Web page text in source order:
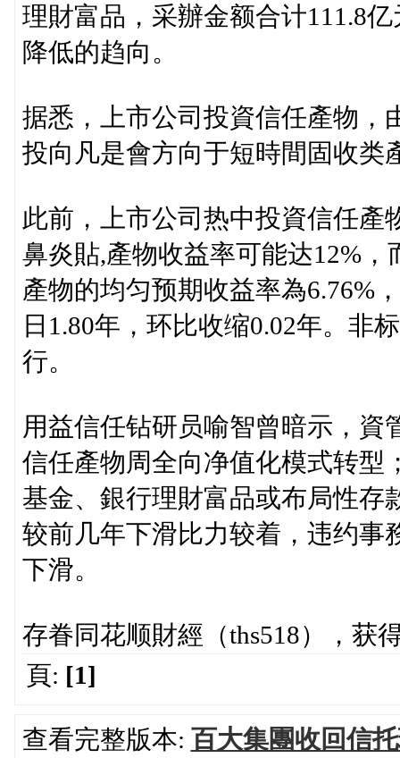
理財富品，采辦金额合计111.8
降低的趋向。
据悉，上市公司投資信任產物，
投向凡是會方向于短時間固收类
此前，上市公司热中投資信任產
鼻炎貼,產物收益率可能达12%
產物的均匀预期收益率為6.76%
日1.80年，环比收缩0.02年。非
行。
用益信任钻研员喻智曾暗示，資
信任產物周全向净值化模式转型
基金、銀行理財富品或布局性存
较前几年下滑比力较着，违约事
下滑。
存眷同花顺財經（ths518），获
頁: [1]
查看完整版本: 百大集團收回信